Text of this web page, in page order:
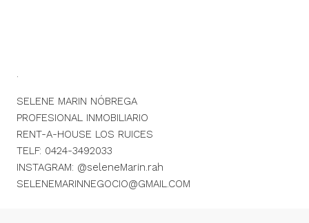
.
SELENE MARIN NÓBREGA
PROFESIONAL INMOBILIARIO
RENT-A-HOUSE LOS RUICES
TELF: 0424-3492033
INSTAGRAM: @seleneMarin.rah
SELENEMARINNEGOCIO@GMAIL.COM